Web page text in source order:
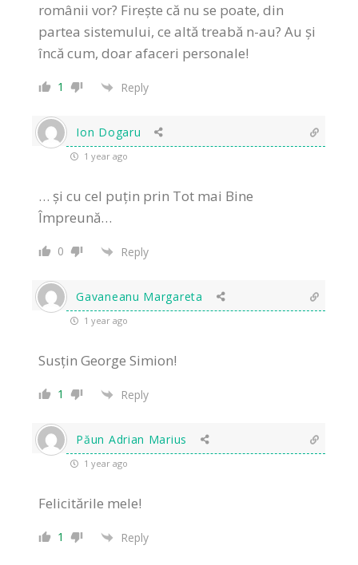
românii vor? Firește că nu se poate, din
partea sistemului, ce altă treabă n-au? Au și
încă cum, doar afaceri personale!
1 Reply
Ion Dogaru
1 year ago
… și cu cel puțin prin Tot mai Bine
Împreună…
0 Reply
Gavaneanu Margareta
1 year ago
Susțin George Simion!
1 Reply
Păun Adrian Marius
1 year ago
Felicitările mele!
1 Reply